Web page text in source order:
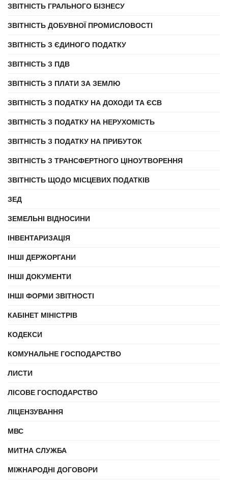
ЗВІТНІСТЬ ГРАЛЬНОГО БІЗНЕСУ
ЗВІТНІСТЬ ДОБУВНОЇ ПРОМИСЛОВОСТІ
ЗВІТНІСТЬ З ЄДИНОГО ПОДАТКУ
ЗВІТНІСТЬ З ПДВ
ЗВІТНІСТЬ З ПЛАТИ ЗА ЗЕМЛЮ
ЗВІТНІСТЬ З ПОДАТКУ НА ДОХОДИ ТА ЄСВ
ЗВІТНІСТЬ З ПОДАТКУ НА НЕРУХОМІСТЬ
ЗВІТНІСТЬ З ПОДАТКУ НА ПРИБУТОК
ЗВІТНІСТЬ З ТРАНСФЕРТНОГО ЦІНОУТВОРЕННЯ
ЗВІТНІСТЬ ЩОДО МІСЦЕВИХ ПОДАТКІВ
ЗЕД
ЗЕМЕЛЬНІ ВІДНОСИНИ
ІНВЕНТАРИЗАЦІЯ
ІНШІ ДЕРЖОРГАНИ
ІНШІ ДОКУМЕНТИ
ІНШІ ФОРМИ ЗВІТНОСТІ
КАБІНЕТ МІНІСТРІВ
КОДЕКСИ
КОМУНАЛЬНЕ ГОСПОДАРСТВО
ЛИСТИ
ЛІСОВЕ ГОСПОДАРСТВО
ЛІЦЕНЗУВАННЯ
МВС
МИТНА СЛУЖБА
МІЖНАРОДНІ ДОГОВОРИ